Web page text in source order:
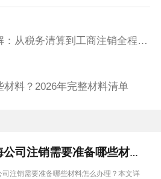
上海公司注销流程详解：从税务清算到工商注销全程指南
材料？2026年完整材料清单
上海公司注销需要准备哪些材料，202...
司注销需要准备哪些材料怎么办理？本文详